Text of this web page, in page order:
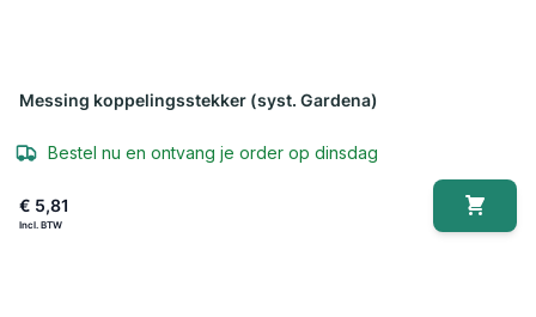
Messing koppelingsstekker (syst. Gardena)
Bestel nu en ontvang je order op dinsdag
€ 5,81